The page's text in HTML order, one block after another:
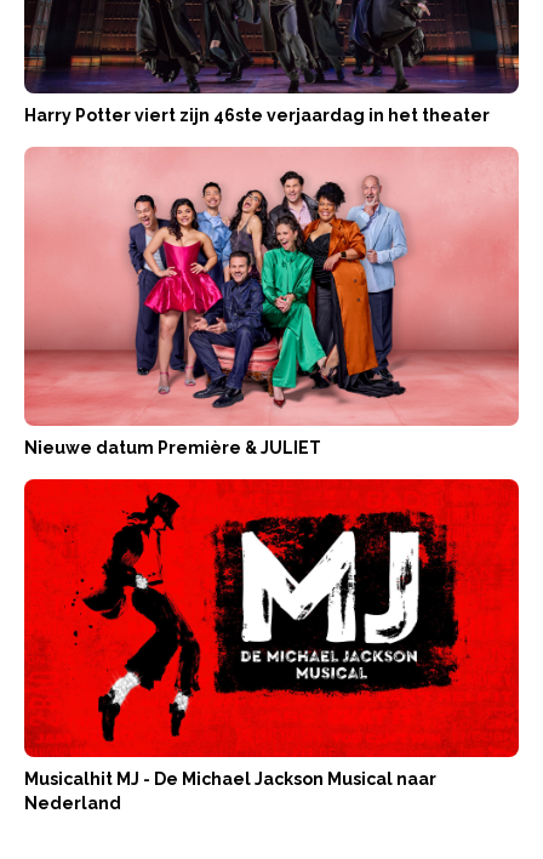
Harry Potter viert zijn 46ste verjaardag in het theater
Nieuwe datum Première & JULIET
Musicalhit MJ - De Michael Jackson Musical naar
Nederland